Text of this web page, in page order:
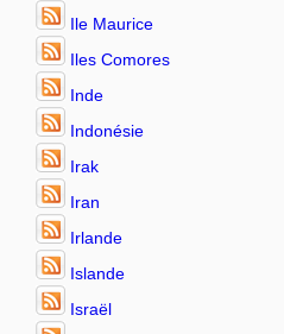
Ile Maurice
Iles Comores
Inde
Indonésie
Irak
Iran
Irlande
Islande
Israël